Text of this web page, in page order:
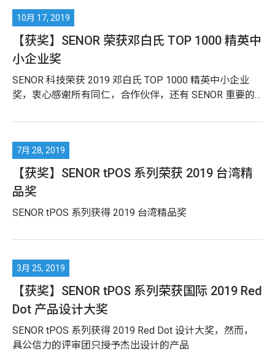
【获奖】SENOR 荣获邓白氏 TOP 1000 精英中
小企业奖
SENOR 科技荣获 2019 邓白氏 TOP 1000 精英中小企业
奖，衷心感谢所有同仁，合作伙伴，还有 SENOR 重要的
【获奖】SENOR tPOS 系列荣获 2019 台湾精
品奖
SENOR tPOS 系列获得 2019 台湾精品奖
【获奖】SENOR tPOS 系列荣获国际 2019 Red
Dot 产品设计大奖
SENOR tPOS 系列获得 2019 Red Dot 设计大奖，然而，
具公信力的评审团只授予杰出设计的产品